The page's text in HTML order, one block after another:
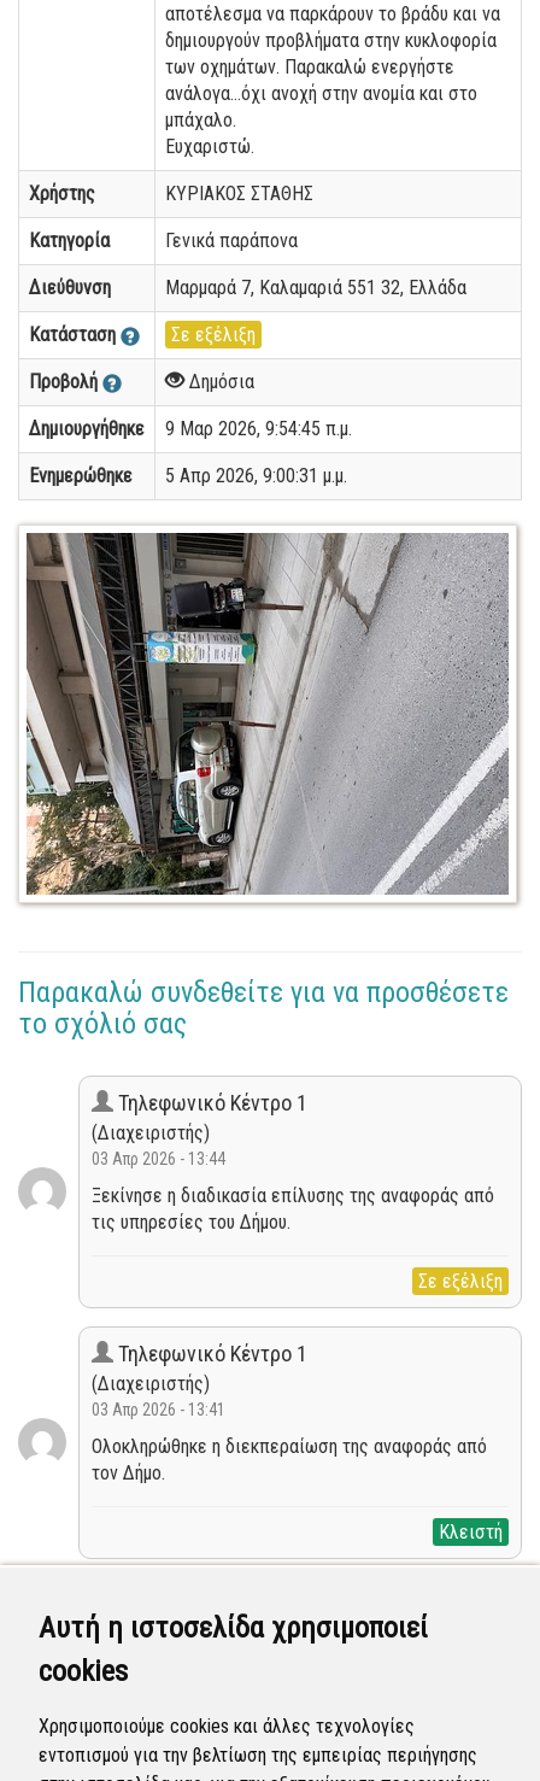
Αυτή η ιστοσελίδα χρησιμοποιεί
cookies
Χρησιμοποιούμε cookies και άλλες τεχνολογίες
εντοπισμού για την βελτίωση της εμπειρίας περιήγησης
αποτέλεσμα να παρκάρουν το βράδυ και να
δημιουργούν προβλήματα στην κυκλοφορία
των οχημάτων. Παρακαλώ ενεργήστε
ανάλογα...όχι ανοχή στην ανομία και στο
μπάχαλο.
Ευχαριστώ.
Χρήστης ΚΥΡΙΑΚΟΣ ΣΤΑΘΗΣ
Κατηγορία Γενικά παράπονα
Διεύθυνση Μαρμαρά 7, Καλαμαριά 551 32, Ελλάδα
Κατάσταση Σε εξέλιξη
Προβολή Δημόσια
Δημιουργήθηκε 9 Μαρ 2026, 9:54:45 π.μ.
Ενημερώθηκε 5 Απρ 2026, 9:00:31 μ.μ.
Παρακαλώ συνδεθείτε για να προσθέσετε
το σχόλιό σας
Τηλεφωνικό Κέντρο 1
(Διαχειριστής)
03 Απρ 2026 - 13:44
Ξεκίνησε η διαδικασία επίλυσης της αναφοράς από
τις υπηρεσίες του Δήμου.
Σε εξέλιξη
Τηλεφωνικό Κέντρο 1
(Διαχειριστής)
03 Απρ 2026 - 13:41
Ολοκληρώθηκε η διεκπεραίωση της αναφοράς από
τον Δήμο.
Κλειστή
(Χρήστης)
25 Μαρ 2026 - 14:59
και δεν έχει γίνει κάτι ...ούτε μια αναφορά σχετικά
με τις ενέργειες που προχώρησε ο